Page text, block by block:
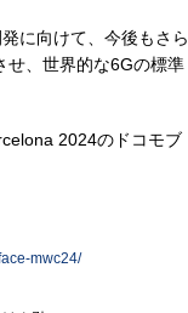
に向けて、今後もさら
せ、世界的な6Gの標準
2024のドコモブ
mwc24/